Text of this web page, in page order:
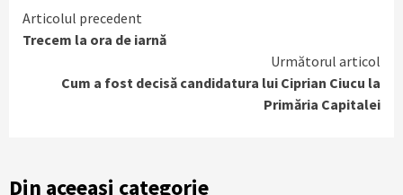
Continue
Articolul precedent
Trecem la ora de iarnă
Următorul articol
Cum a fost decisă candidatura lui Ciprian Ciucu la
Primăria Capitalei
Din aceeași categorie